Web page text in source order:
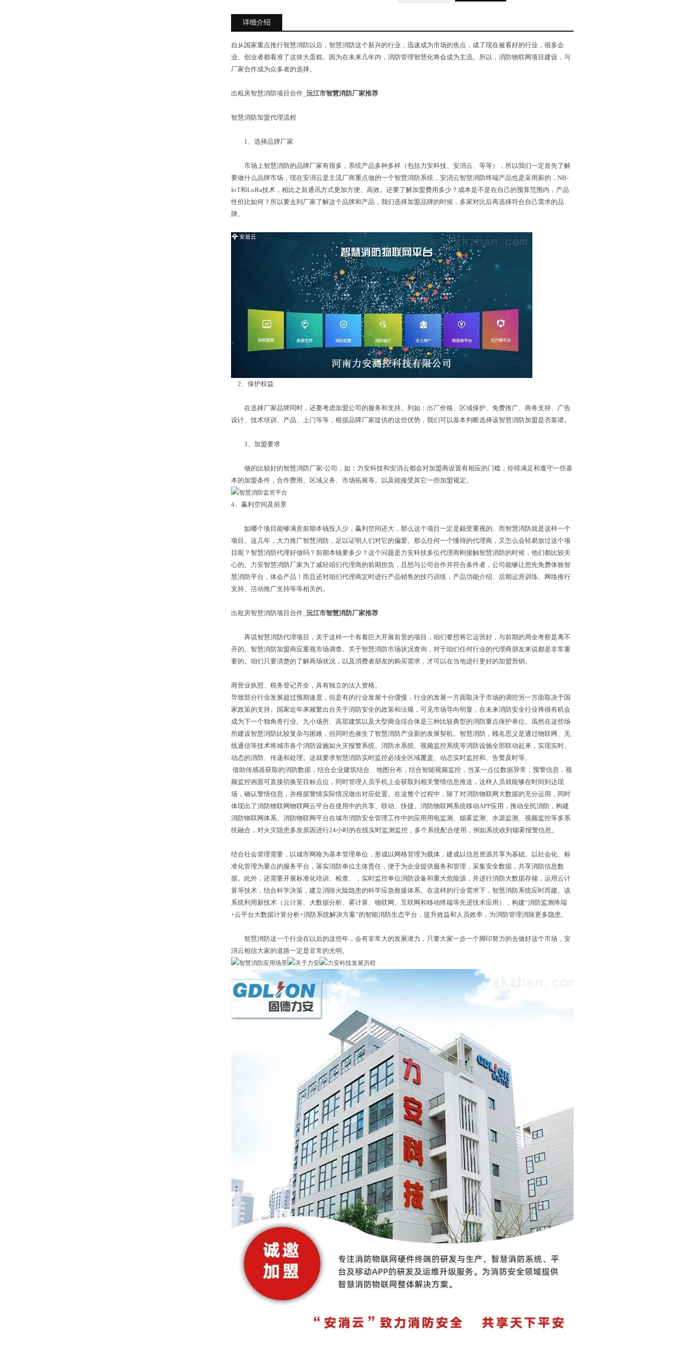
详细介绍
自从国家重点推行智慧消防以后，智慧消防这个新兴的行业，迅速成为市场的焦点，成了现在被看好的行业，很多企
业、创业者都看准了这块大蛋糕。因为在未来几年内，消防管理智慧化将会成为主流。所以，消防物联网项目建设，与
厂家合作成为众多者的选择。
出租房智慧消防项目合作_ 沅江市智慧消防厂家推荐
智慧消防加盟代理流程
1、选择品牌厂家
市场上智慧消防的品牌厂家有很多，系统产品多种多样（包括力安科技、安消云、等等），所以我们一定首先了解
要做什么品牌市场，现在安消云是主流厂商重点做的一个智慧消防系统，安消云智慧消防终端产品也是采用新的，NB-
IoT和LoRa技术，相比之前通讯方式更加方便、高效。还要了解加盟费用多少？成本是不是在自己的预算范围内，产品
性价比如何？所以要去到厂家了解这个品牌和产品，我们选择加盟品牌的时候，多家对比后再选择符合自己需求的品
牌。
2、保护权益
在选择厂家品牌同时，还要考虑加盟公司的服务和支持。列如：出厂价格、区域保护、免费推广、商务支持、广告
设计、技术培训、产品、上门等等，根据品牌厂家提供的这些优势，我们可以基本判断选择该智慧消防加盟是否靠谱。
3、加盟要求
做的比较好的智慧消防厂家/公司，如：力安科技和安消云都会对加盟商设置有相应的门槛，你得满足和遵守一些基
本的加盟条件，合作费用、区域义务、市场拓展等。以及能接受其它一些加盟规定。
4、赢利空间及前景
如哪个项目能够满意前期本钱投入少，赢利空间还大，那么这个项目一定是颇受重视的。而智慧消防就是这样一个
项目。这几年，大力推广智慧消防，足以证明人们对它的偏爱。那么任何一个懂得的代理商，又怎么会轻易放过这个项
目呢？智慧消防代理好做吗？前期本钱要多少？这个问题是力安科技多位代理商刚接触智慧消防的时候，他们都比较关
心的。力安智慧消防厂家为了减轻咱们代理商的前期担负，且想与公司合作并符合条件者，公司能够让您先免费体验智
慧消防平台，体会产品！而且还对咱们代理商定时进行产品销售的技巧训练，产品功能介绍、后期运营训练、网络推行
支持、活动推广支持等等相关的。
出租房智慧消防项目合作_ 沅江市智慧消防厂家推荐
再说智慧消防代理项目，关于这样一个有着巨大开展前景的项目，咱们要想将它运营好，与前期的周全考察是离不
开的。智慧消防加盟商应重视市场调查。关于智慧消防市场状况查询，对于咱们任何行业的代理商朋友来说都是非常重
要的。咱们只要清楚的了解商场状况，以及消费者朋友的购买需求，才可以在当地进行更好的加盟营销。
商营业执照、税务登记齐全，具有独立的法人资格。
导致部分行业发展超过预期速度，但是有的行业发展十分缓慢，行业的发展一方面取决于市场的调控另一方面取决于国
家政策的支持。国家近年来频繁出台关于消防安全的政策和法规，可见市场导向明显，在未来消防安全行业将很有机会
成为下一个独角兽行业。九小场所、高层建筑以及大型商业综合体是三种比较典型的消防重点保护单位。虽然在这些场
所建设智慧消防比较复杂与困难，但同时也催生了智慧消防产业新的发展契机。智慧消防，顾名思义是通过物联网、无
线通信等技术将城市各个消防设施如火灾报警系统、消防水系统、视频监控系统等消防设施全部联动起来，实现实时、
动态的消防、传递和处理。这就要求智慧消防实时监控必须全区域覆盖、动态实时监控和、告警及时等。
借助传感器获取的消防数据，结合企业建筑结合、地图分布，结合智能视频监控，当某一点位数据异常，预警信息，视
频监控画面可直接切换至目标点位，同时管理人员手机上会获取到相关警情信息推送，这样人员就能够在时间到达现
场，确认警情信息，并根据警情实际情况做出对应处置。在这整个过程中，除了对消防物联网大数据的充分运用，同时
体现出了消防物联网物联网云平台在使用中的共享、联动、快捷。消防物联网系统移动APP应用，推动全民消防，构建
消防物联网体系。消防物联网平台在城市消防安全管理工作中的应用用电监测、烟雾监测、水源监测、视频监控等多系
统融合，对火灾隐患多发原因进行24小时的在线实时监测监控，多个系统配合使用，例如系统收到烟雾报警信息。
结合社会管理需要，以城市网格为基本管理单位，形成以网格管理为载体，建成以信息资源共享为基础。以社会化、标
准化管理为重点的服务平台，落实消防单位主体责任，便于为企业提供服务和管理，采集安全数据，共享消防信息数
据。此外，还需要开展标准化培训、检查、，实时监控单位消防设备和重大危险源，并进行消防大数据存储，运用云计
算等技术，结合科学决策，建立消除火险隐患的科学应急救援体系。在这样的行业需求下，智慧消防系统应时而建。该
系统利用新技术（云计算、大数据分析、雾计算、物联网、互联网和移动终端等先进技术应用），构建“消防监测终端
+云平台大数据计算分析+消防系统解决方案”的智能消防生态平台，提升效益和人员效率，为消防管理消除更多隐患。
智慧消防这一个行业在以后的这些年，会有非常大的发展潜力，只要大家一步一个脚印努力的去做好这个市场，安
消云相信大家的道路一定是非常的光明。